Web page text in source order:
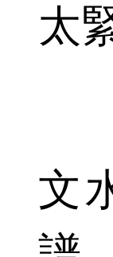
太
文